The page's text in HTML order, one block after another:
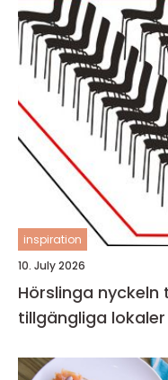
inspiration
10. July 2026
Hörslinga nyckeln till tydligt ljud och
tillgängliga lokaler